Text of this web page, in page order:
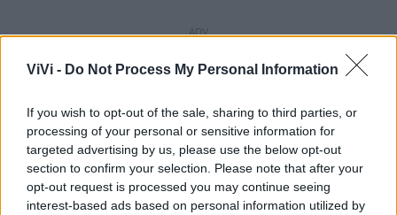
ViVi - Do Not Process My Personal Information
If you wish to opt-out of the sale, sharing to third parties, or
processing of your personal or sensitive information for
targeted advertising by us, please use the below opt-out
section to confirm your selection. Please note that after your
opt-out request is processed you may continue seeing
interest-based ads based on personal information utilized by